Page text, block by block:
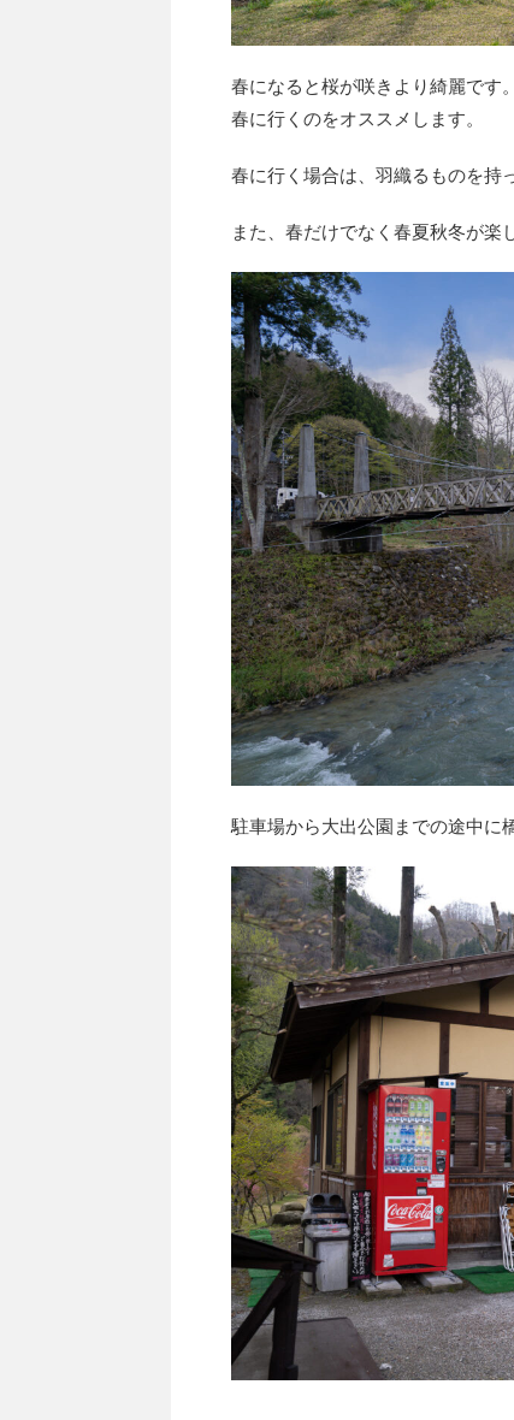
春になると桜が咲きより綺麗です。
春に行くのをオススメします。
春に行く場合は、羽織るものを持
また、春だけでなく春夏秋冬が楽
駐車場から大出公園までの途中に